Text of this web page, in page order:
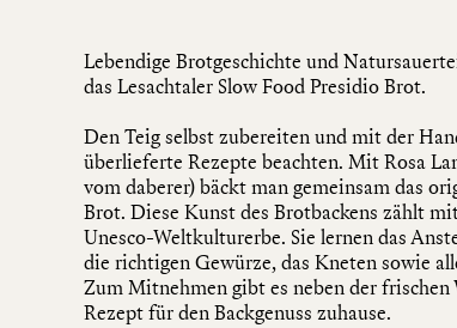
Lebendige Brotgeschichte und
das Lesachtaler Slow Food Presidio Brot.
Den Teig selbst zubereiten und mit der
überlieferte Rezepte beachten. Mit Rosa
vom daberer) bäckt man gemeinsam das
Brot. Diese Kunst des Brotbackens zählt
Unesco-Weltkulturerbe. Sie lernen das
die richtigen Gewürze, das Kneten sowie
Zum Mitnehmen gibt es neben der frischen
Rezept für den Backgenuss zuhause.